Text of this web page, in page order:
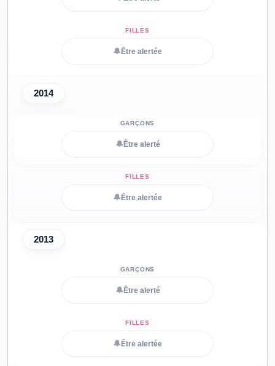
🔔 Être alertée
2014
🔔 Être alerté
🔔 Être alertée
2013
🔔 Être alerté
🔔 Être alertée